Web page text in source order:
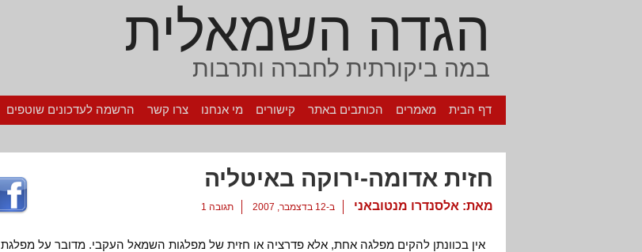
הגדה השמאלית
במה ביקורתית לחברה ותרבות
דף הבית מאמרים הכותבים באתר קישורים מי אנחנו צרו קשר הרשמה לעדכונים שוטפים
חזית אדומה-ירוקה באיטליה
מאת: אלסנדרו מנטובאני ב-12 בדצמבר, 2007 תגובה 1
אין בכוונתן להקים מפלגה אחת, אלא פדרציה או חזית של מפלגות השמאל העקבי. מדובר על מפלגת